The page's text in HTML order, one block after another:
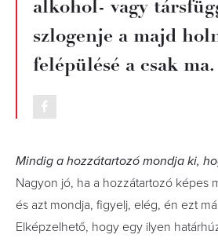
alkohol- vagy
szlogenje a majd
felépülésé a csak ma.
Mindig a hozzátartozó mondja ki,
Nagyon jó, ha a hozzátartozó képes
és azt mondja, figyelj, elég, én ezt
Elképzelhető, hogy egy ilyen